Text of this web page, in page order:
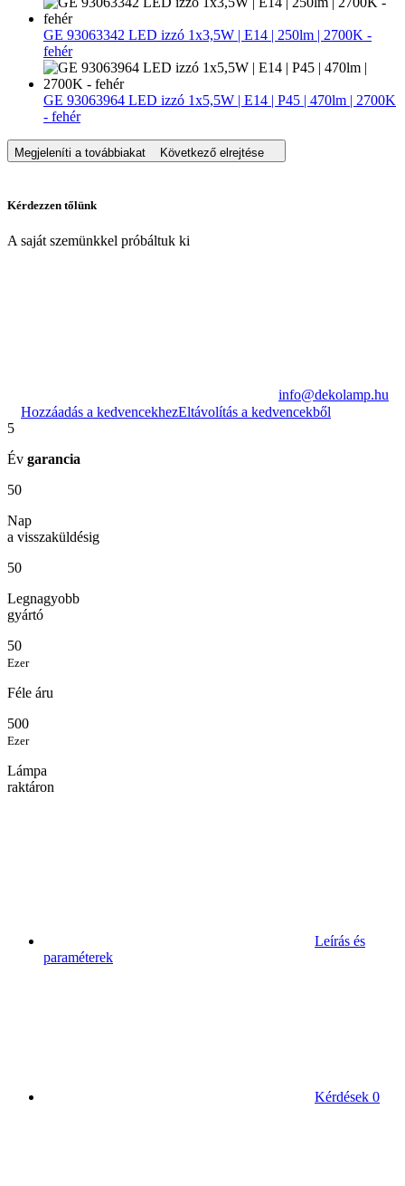
GE 93063342 LED izzó 1x3,5W | E14 | 250lm | 2700K -
fehér
GE 93063964 LED izzó 1x5,5W | E14 | P45 | 470lm | 2700K
- fehér
Megjeleníti a továbbiakat Következő elrejtése
Kérdezzen tőlünk
A saját szemünkkel próbáltuk ki
info@dekolamp.hu
Hozzáadás a kedvencekhezEltávolítás a kedvencekből
5
Év garancia
50
Nap
a visszaküldésig
50
Legnagyobb
gyártó
50
Ezer
Féle áru
500
Ezer
Lámpa
raktáron
Leírás és
paraméterek
Kérdések 0